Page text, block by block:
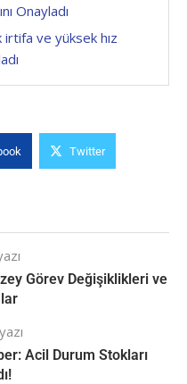
Onayladı
irtifa ve yüksek hız
Twitter
Görev Değişiklikleri ve
Acil Durum Stokları